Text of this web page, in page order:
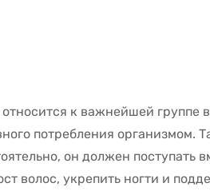
относится к важнейшей группе
потребления организмом.
он должен поступать
волос, укрепить ногти и